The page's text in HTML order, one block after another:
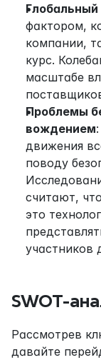
фактором,
компании,
курс.
масштабе
Проблемы
вождением
движения
поводу
считают,
это
участников
SWOT-
Рассмотрев
давайте